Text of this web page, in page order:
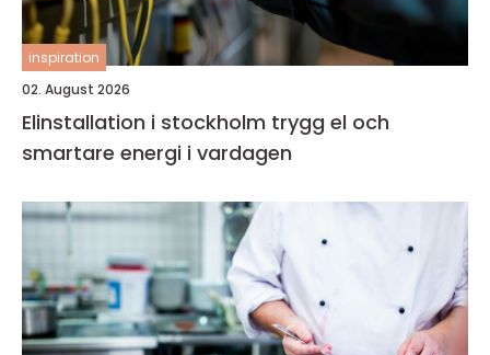
inspiration
02. August 2026
Elinstallation i stockholm trygg el och
smartare energi i vardagen